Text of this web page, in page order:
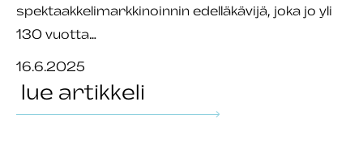
spektaakkelimarkkinoinnin edelläkävijä, joka jo yli
130 vuotta…
16.6.2025
lue artikkeli